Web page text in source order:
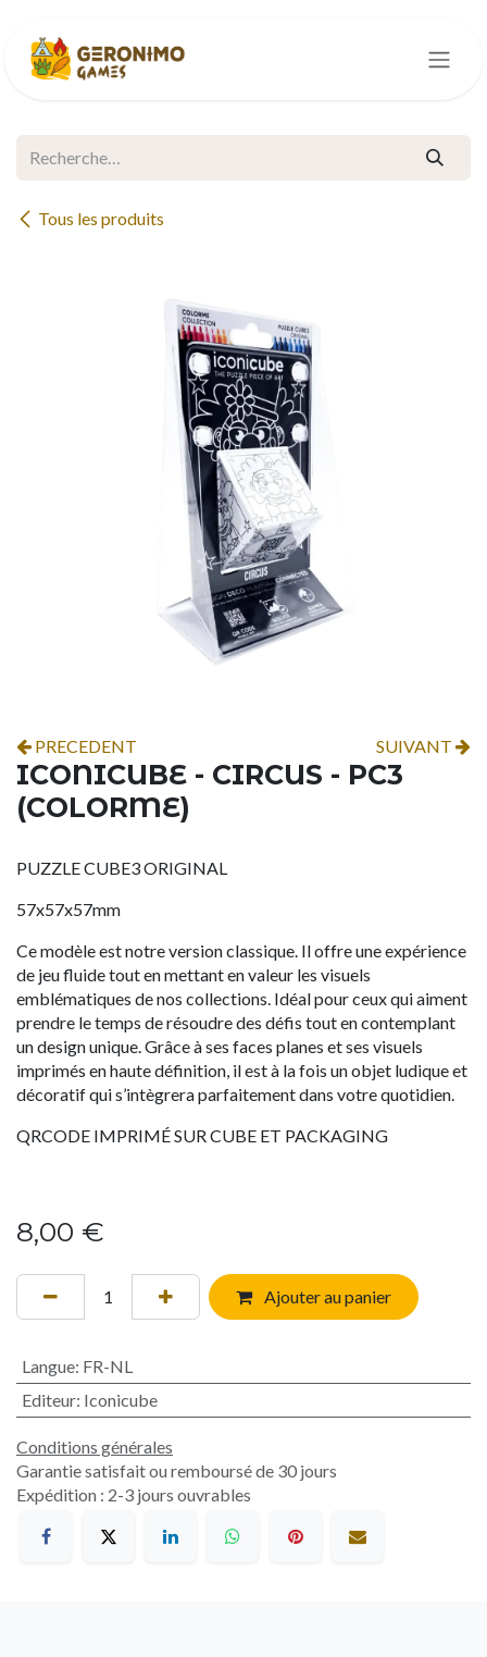
Tous les produits
PRECEDENT SUIVANT
ICONICUBE - CIRCUS - PC3
(COLORME)
PUZZLE CUBE3 ORIGINAL
57x57x57mm
Ce modèle est notre version classique. Il offre une expérience
de jeu fluide tout en mettant en valeur les visuels
emblématiques de nos collections. Idéal pour ceux qui aiment
prendre le temps de résoudre des défis tout en contemplant
un design unique. Grâce à ses faces planes et ses visuels
imprimés en haute définition, il est à la fois un objet ludique et
décoratif qui s’intègrera parfaitement dans votre quotidien.
QRCODE IMPRIMÉ SUR CUBE ET PACKAGING
8,00 €
Ajouter au panier
Langue: FR-NL
Editeur: Iconicube
Conditions générales
Garantie satisfait ou remboursé de 30 jours
Expédition : 2-3 jours ouvrables